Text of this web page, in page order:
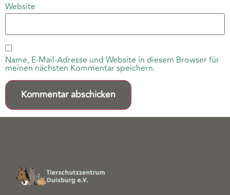
Website
Name, E-Mail-Adresse und Website in diesem Browser für
meinen nächsten Kommentar speichern.